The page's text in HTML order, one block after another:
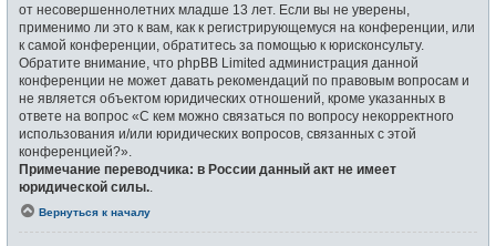
от несовершеннолетних младше 13 лет. Если вы не уверены,
применимо ли это к вам, как к регистрирующемуся на конференции, или
к самой конференции, обратитесь за помощью к юрисконсульту.
Обратите внимание, что phpBB Limited администрация данной
конференции не может давать рекомендаций по правовым вопросам и
не является объектом юридических отношений, кроме указанных в
ответе на вопрос «С кем можно связаться по вопросу некорректного
использования и/или юридических вопросов, связанных с этой
конференцией?».
Примечание переводчика: в России данный акт не имеет
юридической силы.
Вернуться к началу